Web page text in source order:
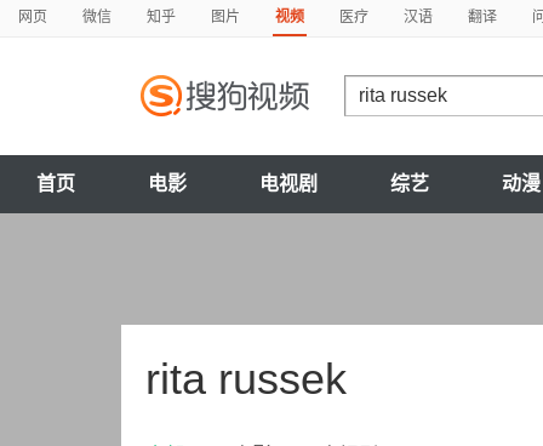
网页 微信 知乎 图片 视频 医疗 汉语 翻译
首页 电影 电视剧 综艺 动漫
rita russek